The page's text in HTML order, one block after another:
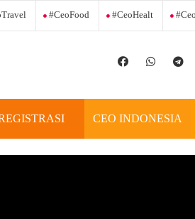
#ceoFood #ceoHealt
CEO INDONESIA
OFFICIAL